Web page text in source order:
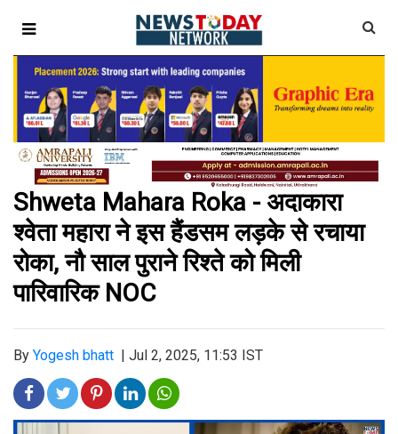
Shweta Mahara Roka - अदाकारा
श्वेता महारा ने इस हैंडसम लड़के से रचाया
रोका, नौ साल पुराने रिश्ते को मिली
पारिवारिक NOC
By Yogesh bhatt Jul 2, 2025, 11:53 IST